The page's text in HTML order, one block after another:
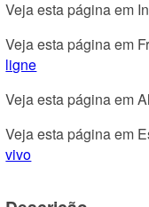
Veja esta página em
Veja esta página em
ligne
Veja esta página em
Veja esta página em
vivo